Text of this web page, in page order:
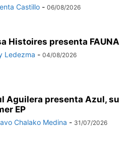
Castillo - 06/08/2026
Histoires presenta FAUNA
Ledezma - 04/08/2026
Aguilera presenta Azul, su
EP
Chalako Medina - 31/07/2026